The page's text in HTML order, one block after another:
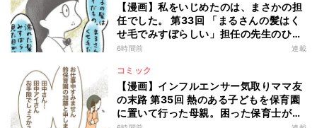
【漫画】私をいじめたのは、まさかの担
任でした。 第33回 「まるさんの髪はく
せ毛でみすぼらしい」担任の先生のひど
い言葉にショックを受けるかと思いき
6時間前 連載
コミック
【漫画】インフルエンサー気取りママ友
の末路 第35回 熱のある子どもを保育園
に置いて行った母親。困った保育士が職